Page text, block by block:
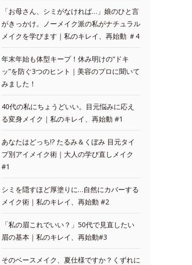
「お母さん、シミがなければ…」娘のひと言
がきっかけ。ノーメイク派の私がナチュラル
メイクを学びます｜私のキレイ、再始動 ＃4
年末年始も体型キープ！休み明けの“ドキ
ッ”を防ぐ3つのヒント｜美容のプロに聞いて
みました！
40代の私にちょうどいい。目元悩みに応え
る変身メイク｜私のキレイ、再始動 #1
あなたはどっち!? たるみ＆くぼみ 目元タイ
プ別アイメイク術｜大人の学び直しメイク
#1
シミを隠すほど厚塗りに…自然にカバーする
メイク術｜私のキレイ、再始動 #2
「私の眉これでいい？」50代で見直したい
眉の基本｜私のキレイ、再始動#3
そのベースメイク、夏仕様ですか？くずれに